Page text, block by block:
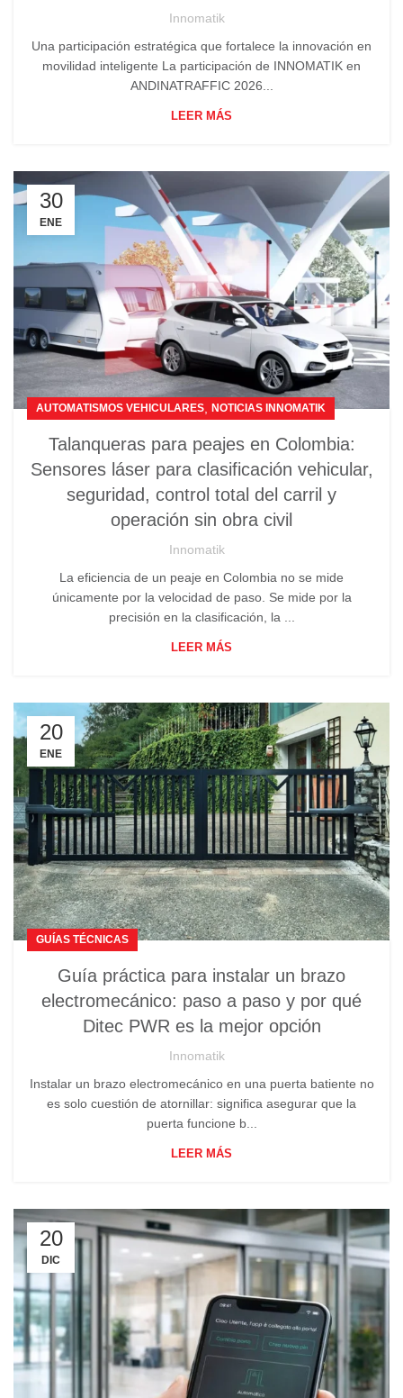
Innomatik
Una participación estratégica que fortalece la innovación en
movilidad inteligente La participación de INNOMATIK en
ANDINATRAFFIC 2026...
LEER MÁS
30
ENE
AUTOMATISMOS VEHICULARES NOTICIAS INNOMATIK
Talanqueras para peajes en Colombia:
Sensores láser para clasificación vehicular,
seguridad, control total del carril y
operación sin obra civil
Innomatik
La eficiencia de un peaje en Colombia no se mide
únicamente por la velocidad de paso. Se mide por la
precisión en la clasificación, la ...
LEER MÁS
20
ENE
GUÍAS TÉCNICAS
Guía práctica para instalar un brazo
electromecánico: paso a paso y por qué
Ditec PWR es la mejor opción
Innomatik
Instalar un brazo electromecánico en una puerta batiente no
es solo cuestión de atornillar: significa asegurar que la
puerta funcione b...
LEER MÁS
20
DIC